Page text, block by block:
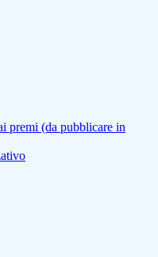
premi (da pubblicare in